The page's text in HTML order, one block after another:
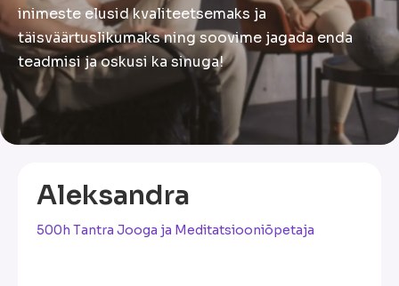
inimeste elusid kvaliteetsemaks ja
täisväärtuslikumaks ning soovime jagada enda
teadmisi ja oskusi ka sinuga!
Aleksandra
500h Tantra Jooga ja Meditatsiooniõpetaja